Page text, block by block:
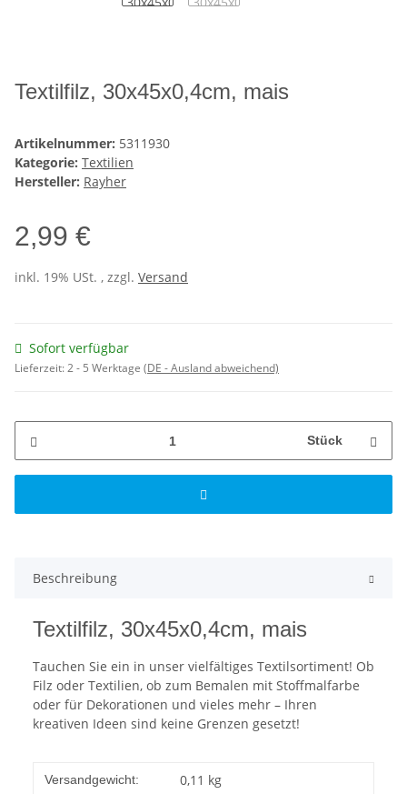
Textilfilz, 30x45x0,4cm, mais
Artikelnummer: 5311930
Kategorie: Textilien
Hersteller: Rayher
2,99 €
inkl. 19% USt. , zzgl. Versand
Sofort verfügbar
Lieferzeit:2 - 5 Werktage (DE - Ausland abweichend)
Stück
Beschreibung
Textilfilz, 30x45x0,4cm, mais
Tauchen Sie ein in unser vielfältiges Textilsortiment! Ob
Filz oder Textilien, ob zum Bemalen mit Stoffmalfarbe
oder für Dekorationen und vieles mehr – Ihren
kreativen Ideen sind keine Grenzen gesetzt!
Versandgewicht: 0,11 kg